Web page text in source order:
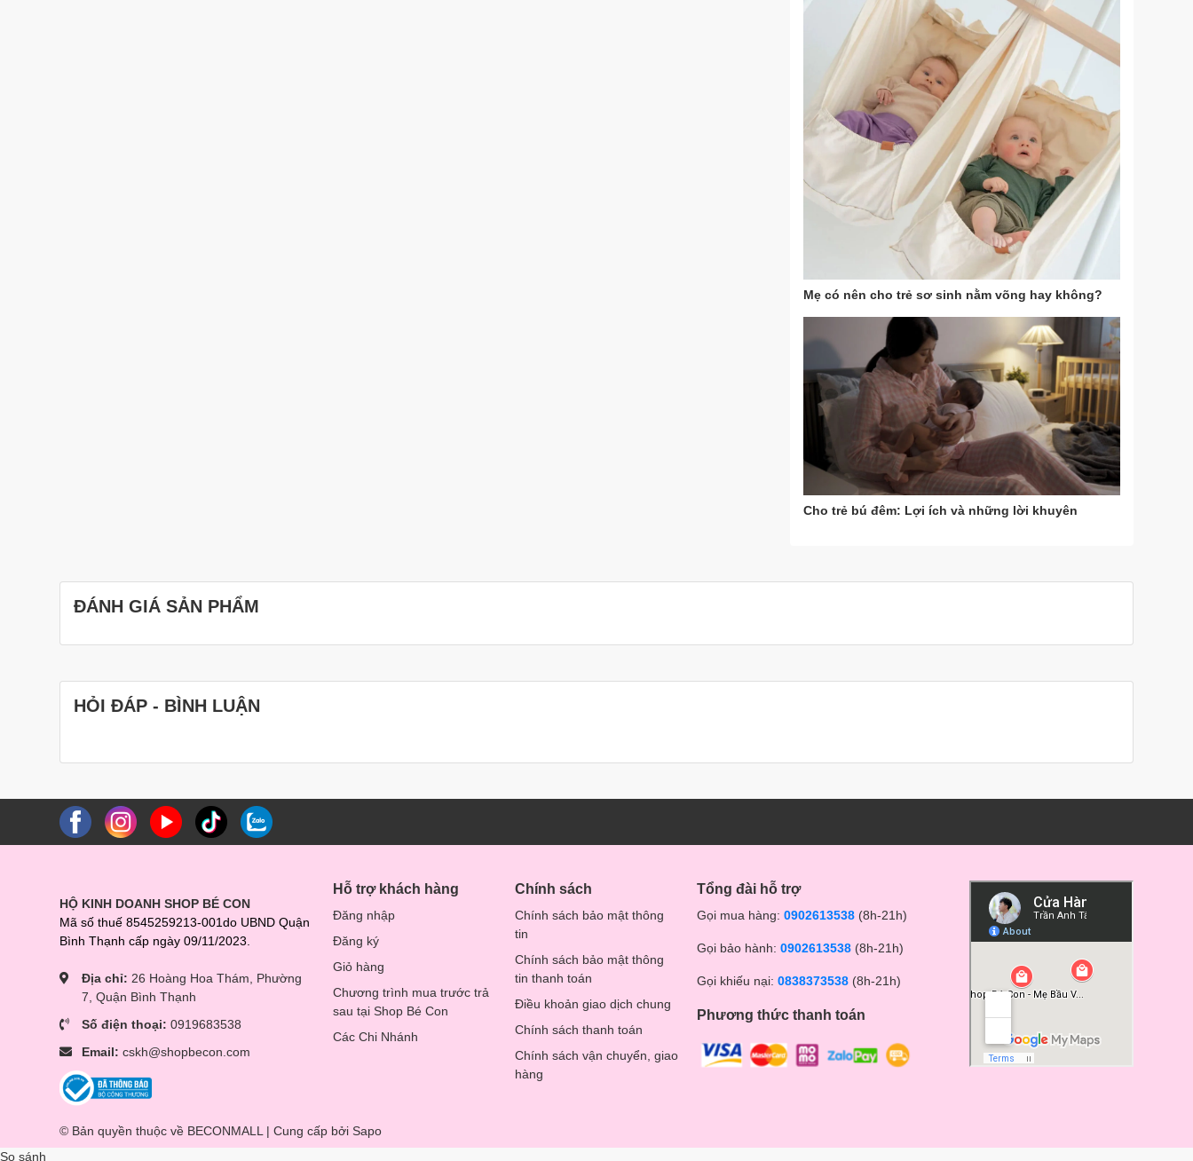
Mẹ có nên cho trẻ sơ sinh nằm võng hay không?
Cho trẻ bú đêm: Lợi ích và những lời khuyên
ĐÁNH GIÁ SẢN PHẨM
HỎI ĐÁP - BÌNH LUẬN
HỘ KINH DOANH SHOP BÉ CON
Mã số thuế 8545259213-001do UBND Quận
Bình Thạnh cấp ngày 09/11/2023.
Địa chỉ: 26 Hoàng Hoa Thám, Phường
7, Quận Bình Thạnh
Số điện thoại: 0919683538
Email: cskh@shopbecon.com
Hỗ trợ khách hàng
Đăng nhập
Đăng ký
Giỏ hàng
Chương trình mua trước trả
sau tại Shop Bé Con
Các Chi Nhánh
Chính sách
Chính sách bảo mật thông
tin
Chính sách bảo mật thông
tin thanh toán
Điều khoản giao dịch chung
Chính sách thanh toán
Chính sách vận chuyển, giao
hàng
Tổng đài hỗ trợ
Gọi mua hàng: 0902613538 (8h-21h)
Gọi bảo hành: 0902613538 (8h-21h)
Gọi khiếu nại: 0838373538 (8h-21h)
Phương thức thanh toán
© Bản quyền thuộc về BECONMALL | Cung cấp bởi Sapo
So sánh